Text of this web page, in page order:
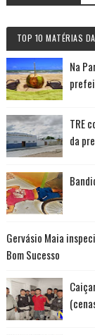
TOP 10 MATÉRIAS
Na
TRE
da
Gervásio Maia
Bom Sucesso